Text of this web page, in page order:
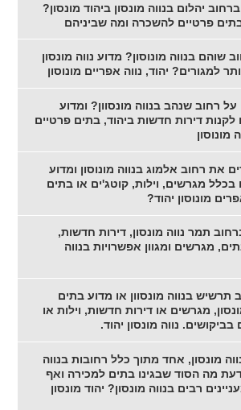
יהלום בנווה מונסון ביהוד מונסון?
פרטיים להשכרה ומה שביניהם
שוהם בנווה מונוסון? מדוע נווה מונסון
למגורים? יהוד, נווה אפריים מונוסון
רחוב שנהב בנווה מונסוון? ומדוע
לקנות דירות חדשות ביהוד, בתים פרטיים
מונוסון
את רחוב אלמוג בנווה מונוסון ומדוע
בכלל מגרשים, וילות, קוטג'ים או בתים
מונוסון יהוד?
תמר נווה מונסון, דירות חדשות,
מגרשים ומגוון אפשרויות בנווה
תרשיש בנווה מונסוון או מדוע בתים
מגרשים או דירות חדשות, וילות או
נווה מונסון יהוד.
מונסון, אחד מתוך כלל רחובות בנווה
מה הסוד שבגינו בתים למכירה ואף
רבים בנווה מונסון? יהוד מונסון